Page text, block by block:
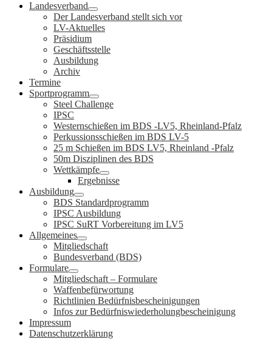
Landesverband
Der Landesverband stellt sich vor
LV-Aktuelles
Präsidium
Geschäftsstelle
Ausbildung
Archiv
Termine
Sportprogramm
Steel Challenge
IPSC
Westernschießen im BDS -LV5, Rheinland-Pfalz
Perkussionsschießen im BDS LV-5
25 m Schießen im BDS LV5, Rheinland -Pfalz
50m Disziplinen des BDS
Wettkämpfe
Ergebnisse
Ausbildung
BDS Standardprogramm
IPSC Ausbildung
IPSC SuRT Vorbereitung im LV5
Allgemeines
Mitgliedschaft
Bundesverband (BDS)
Formulare
Mitgliedschaft – Formulare
Waffenbefürwortung
Richtlinien Bedürfnisbescheinigungen
Infos zur Bedürfniswiederholungbescheinigung
Impressum
Datenschutzerklärung